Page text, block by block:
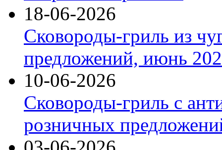
18-06-2026
Сковороды-гриль из
предложений, июнь
10-06-2026
Сковороды-гриль с
розничных